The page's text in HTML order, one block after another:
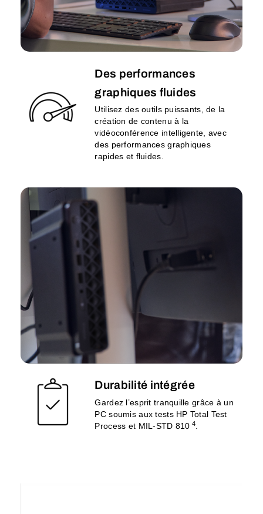
Des performances
graphiques fluides
Utilisez des outils puissants, de la
création de contenu à la
vidéoconférence intelligente, avec
des performances graphiques
rapides et fluides.
Durabilité intégrée
Gardez l’esprit tranquille grâce à un
PC soumis aux tests HP Total Test
Process et MIL-STD 810 4.